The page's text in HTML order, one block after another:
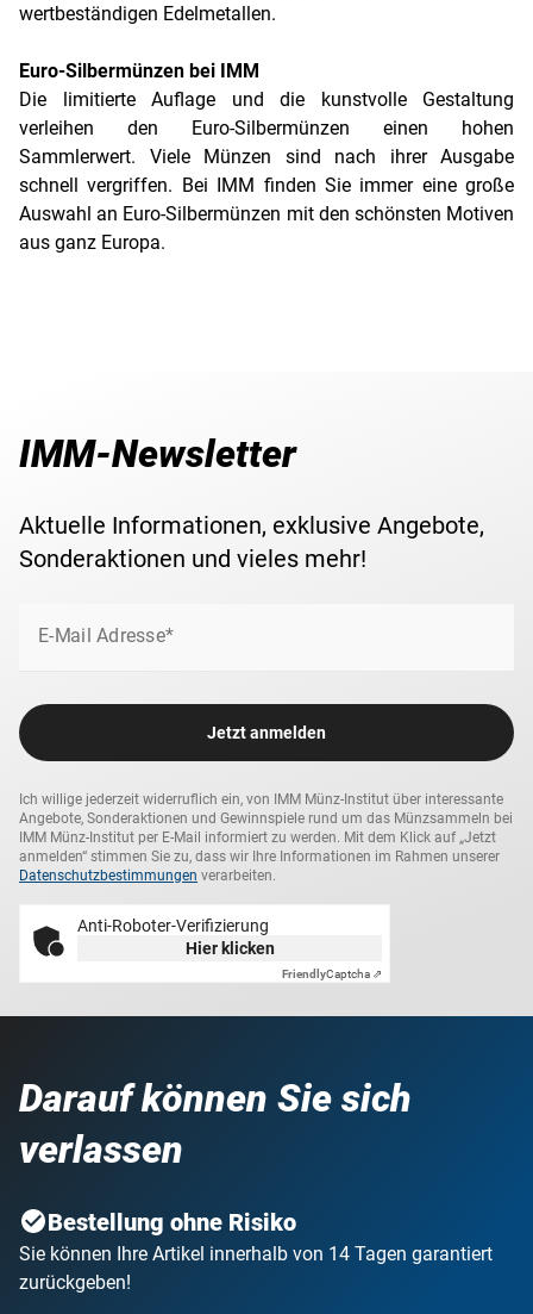
wertbeständigen Edelmetallen.
Euro-Silbermünzen bei IMM
Die limitierte Auflage und die kunstvolle Gestaltung
verleihen den Euro-Silbermünzen einen hohen
Sammlerwert. Viele Münzen sind nach ihrer Ausgabe
schnell vergriffen. Bei IMM finden Sie immer eine große
Auswahl an Euro-Silbermünzen mit den schönsten Motiven
aus ganz Europa.
IMM-Newsletter
Aktuelle Informationen, exklusive Angebote,
Sonderaktionen und vieles mehr!
E-Mail Adresse*
Jetzt anmelden
Ich willige jederzeit widerruflich ein, von IMM Münz-Institut über interessante
Angebote, Sonderaktionen und Gewinnspiele rund um das Münzsammeln bei
IMM Münz-Institut per E-Mail informiert zu werden. Mit dem Klick auf „Jetzt
anmelden“ stimmen Sie zu, dass wir Ihre Informationen im Rahmen unserer
Datenschutzbestimmungen verarbeiten.
Anti-Roboter-Verifizierung
Hier klicken
FriendlyCaptcha ⇗
Darauf können Sie sich
verlassen
Bestellung ohne Risiko
Sie können Ihre Artikel innerhalb von 14 Tagen garantiert
zurückgeben!